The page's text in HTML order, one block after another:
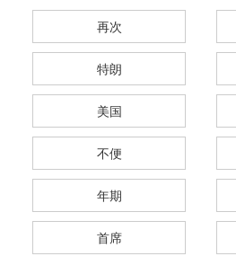
再次
特朗
美国
不便
年期
首席